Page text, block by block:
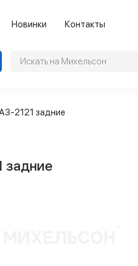
Новинки Контакты
2121 задние
задние